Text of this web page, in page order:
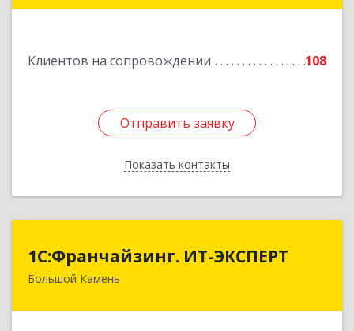
Клиентов на сопровождении 108
Отправить заявку
Показать контакты
Отправить заявку
Назад
1С:Франчайзинг. ИТ-ЭКСПЕРТ
Большой Камень
1С:Франчайзинг. ИТ-ЭКСПЕРТ
692806, Приморский край, Большой Камень г,